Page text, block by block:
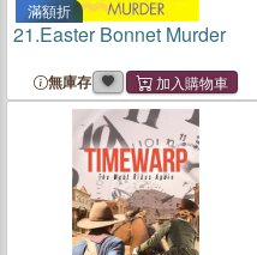
滿額折
21.Easter Bonnet Murder
無庫存